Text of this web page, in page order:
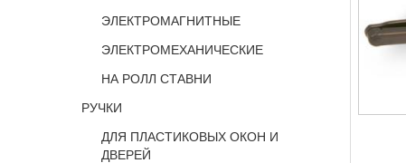
ЭЛЕКТРОМАГНИТНЫЕ
ЭЛЕКТРОМЕХАНИЧЕСКИЕ
НА РОЛЛ СТАВНИ
РУЧКИ
ДЛЯ ПЛАСТИКОВЫХ ОКОН И
ДВЕРЕЙ